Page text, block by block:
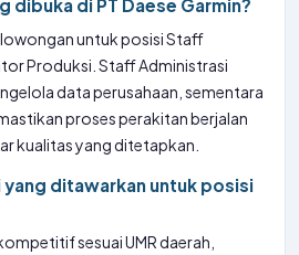
dibuka di PT Daese Garmin?
untuk posisi Staff
Produksi. Staff Administrasi
data perusahaan, sementara
proses perakitan berjalan
kualitas yang ditetapkan.
yang ditawarkan untuk posisi
sesuai UMR daerah,